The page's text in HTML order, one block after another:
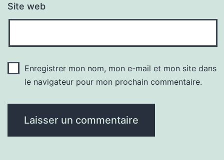
Site web
Enregistrer mon nom, mon e-mail et mon site dans
le navigateur pour mon prochain commentaire.